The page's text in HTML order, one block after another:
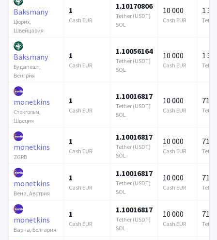
Baksmany
Цюрих,
Швейцария
1
Cash EUR
1.10170806
Tether (USDT)
SOL
10 000
Cash EUR
1
Baksmany
Будапешт,
Венгрия
1
Cash EUR
1.10056164
Tether (USDT)
SOL
10 000
Cash EUR
1
monetkins
Стокгольм,
Швеция
1
Cash EUR
1.10016817
Tether (USDT)
SOL
10 000
Cash EUR
715
monetkins
ZGRB
1
Cash EUR
1.10016817
Tether (USDT)
SOL
10 000
Cash EUR
715
monetkins
Вена, Австрия
1
Cash EUR
1.10016817
Tether (USDT)
SOL
10 000
Cash EUR
715
monetkins
Варна, Болгария
1
Cash EUR
1.10016817
Tether (USDT)
SOL
10 000
Cash EUR
715